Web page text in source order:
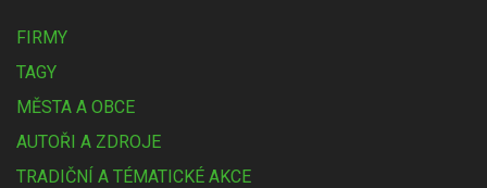
FIRMY
TAGY
MĚSTA A OBCE
AUTOŘI A ZDROJE
TRADIČNÍ A TÉMATICKÉ AKCE